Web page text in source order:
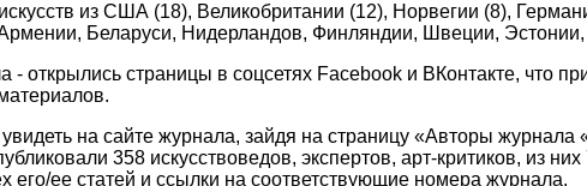
из США (18), Великобритании (12), Норвегии (8),
Беларуси, Нидерландов, Финляндии, Швеции,
- открылись страницы в соцсетях Facebook и ВКонтакте, что
на сайте журнала, зайдя на страницу «Авторы журнала
358 искусствоведов, экспертов, арт-критиков, из
его/ее статей и ссылки на соответствующие номера журнала.